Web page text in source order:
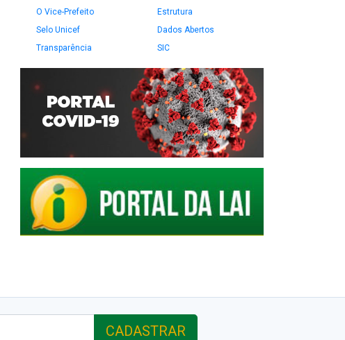
O Vice-Prefeito
Estrutura
Selo Unicef
Dados Abertos
Transparência
SIC
CADASTRAR